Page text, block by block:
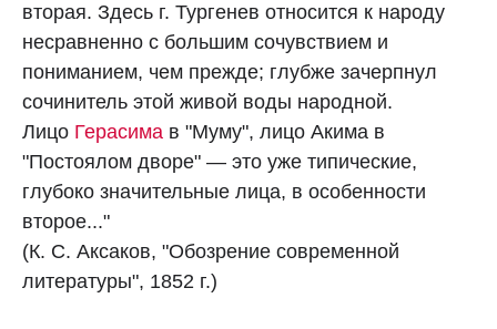
вторая. Здесь г. Тургенев относится к народу
несравненно с большим сочувствием и
пониманием, чем прежде; глубже зачерпнул
сочинитель этой живой воды народной.
Лицо Герасима в "Муму", лицо Акима в
"Постоялом дворе" — это уже типические,
глубоко значительные лица, в особенности
второе..."
(К. С. Аксаков, "Обозрение современной
литературы", 1852 г.)